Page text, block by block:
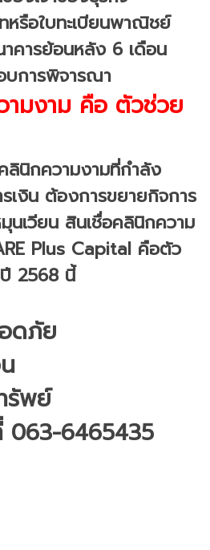
รือใบทะเบียนพาณิชย์
คารย้อนหลัง 6 เดือน
บการพิจารณา
ามงาม คือ ตัวช่วย
นิกความงามที่กำลัง
งิน ต้องการขยายกิจการ
นเวียน สินเชื่อคลินิกความ
Plus Capital คือตัว
ปี 2568 นี้
ดภัย
รัพย์
063-6465435